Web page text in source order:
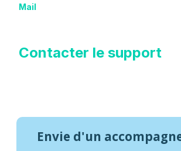
Mail
Contacter le support
Envie d'un